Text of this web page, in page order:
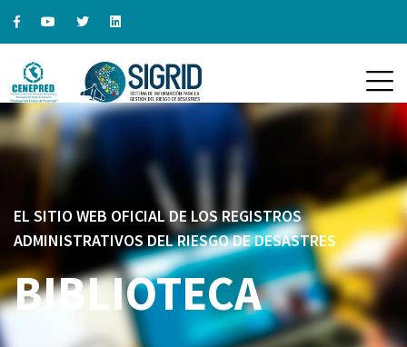
EL SITIO WEB OFICIAL DE LOS REGISTROS
ADMINISTRATIVOS DEL RIESGO DE DESASTRES
BIBLIOTECA